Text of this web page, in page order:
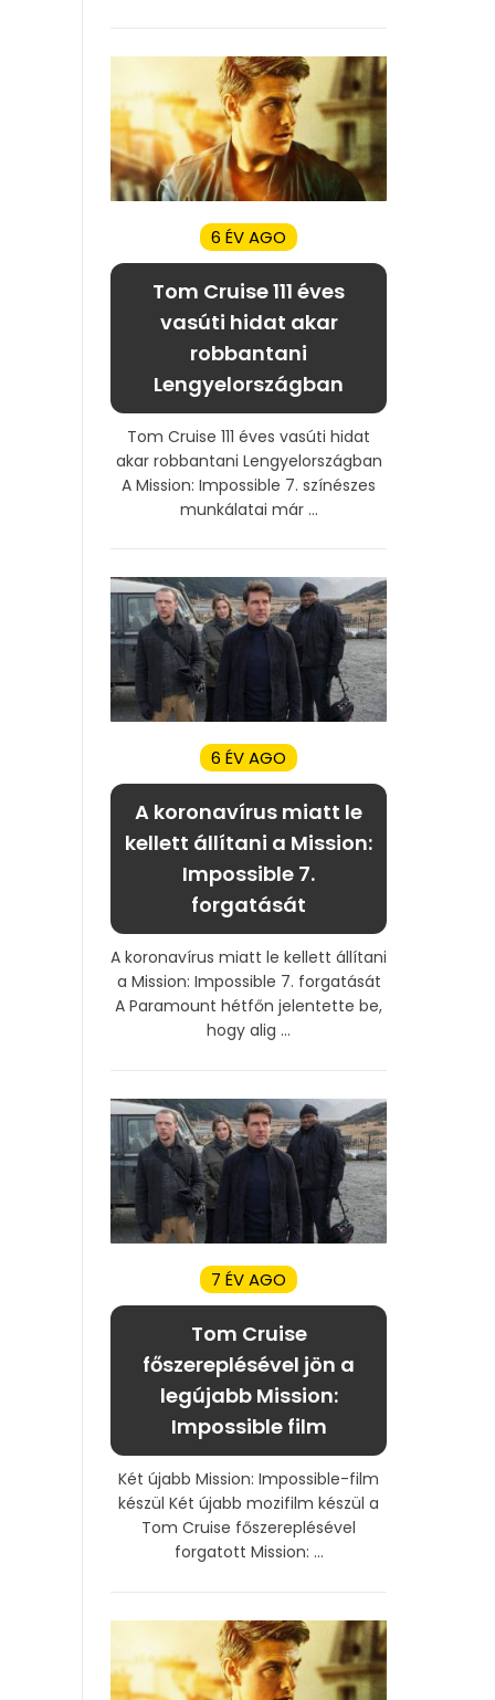
6 ÉV AGO
Tom Cruise 111 éves
vasúti hidat akar
robbantani
Lengyelországban
Tom Cruise 111 éves vasúti hidat
akar robbantani Lengyelországban
A Mission: Impossible 7. színészes
munkálatai már ...
6 ÉV AGO
A koronavírus miatt le
kellett állítani a Mission:
Impossible 7.
forgatását
A koronavírus miatt le kellett állítani
a Mission: Impossible 7. forgatását
A Paramount hétfőn jelentette be,
hogy alig ...
7 ÉV AGO
Tom Cruise
főszereplésével jön a
legújabb Mission:
Impossible film
Két újabb Mission: Impossible-film
készül Két újabb mozifilm készül a
Tom Cruise főszereplésével
forgatott Mission: ...